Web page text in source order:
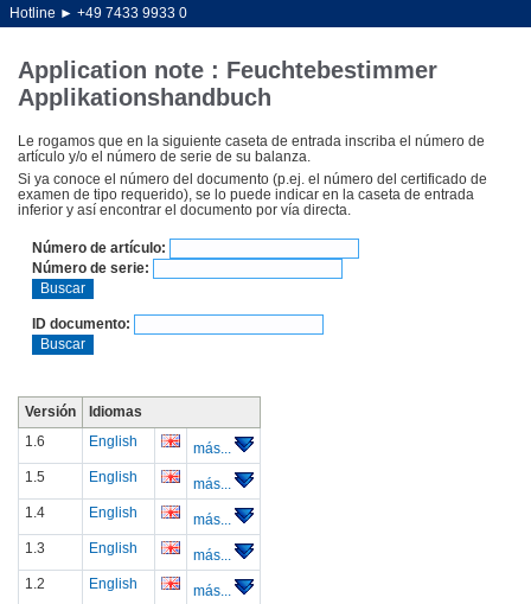
Hotline ► +49 7433 9933 0
Application note : Feuchtebestimmer
Applikationshandbuch
Le rogamos que en la siguiente caseta de entrada inscriba el número de
artículo y/o el número de serie de su balanza.
Si ya conoce el número del documento (p.ej. el número del certificado de
examen de tipo requerido), se lo puede indicar en la caseta de entrada
inferior y así encontrar el documento por vía directa.
Número de artículo:
Número de serie:
Buscar
ID documento:
Buscar
Versión Idiomas
1.6 English
más...
1.5
English
más...
1.4
English
más...
1.3
English
más...
1.2
English
más...